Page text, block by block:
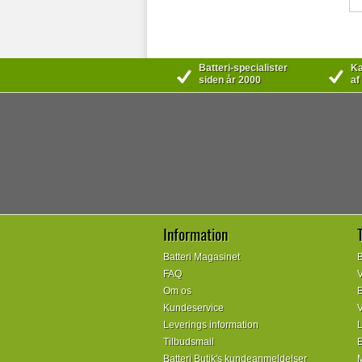
Batteri-specialister
siden år 2000
af
Information
Batteri Magasinet
FAQ
Om os
Kundeservice
Leverings information
Tilbudsmail
Batteri Butik's kundeanmeldelser